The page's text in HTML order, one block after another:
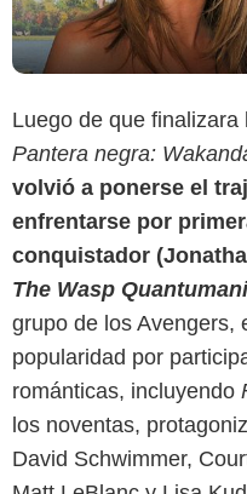
Luego de que
Pantera negra:
volvió a ponerse el
enfrentarse por
conquistador
The Wasp
grupo de los Avengers,
popularidad por
románticas, incluyendo
los noventas,
David Schwimmer,